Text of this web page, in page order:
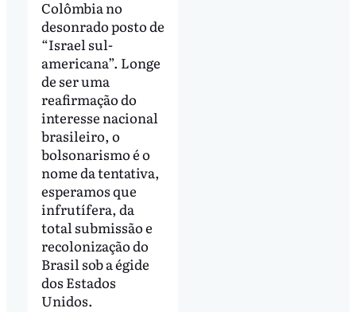
Colômbia no
desonrado posto de
“Israel sul-
americana”. Longe
de ser uma
reafirmação do
interesse nacional
brasileiro, o
bolsonarismo é o
nome da tentativa,
esperamos que
infrutífera, da
total submissão e
recolonização do
Brasil sob a égide
dos Estados
Unidos.